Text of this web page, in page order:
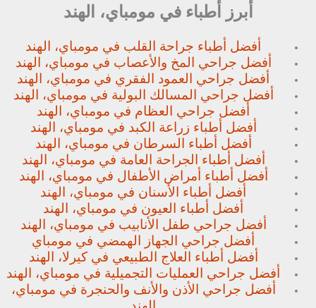
أبرز أطباء في مومباي، الهند
أفضل أطباء جراحة القلب في مومباي، الهند
أفضل جراحي المخ والأعصاب في مومباي، الهند
أفضل جراحي العمود الفقري في مومباي، الهند
أفضل جراحي المسالك البولية في مومباي، الهند
أفضل جراحي العظام في مومباي، الهند
أفضل أطباء زراعة الكبد في مومباي، الهند
أفضل أطباء السرطان في مومباي، الهند
أفضل أطباء الجراحة العامة في مومباي، الهند
أفضل أطباء أمراض الأطفال في مومباي، الهند
أفضل أطباء الأسنان في مومباي، الهند
أفضل أطباء العيون في مومباي، الهند
أفضل جراحي طفل الأنابيب في مومباي، الهند
أفضل جراحي الجهاز الهمضي في مومباي
أفضل أطباء العلاج الطبيعي في كيرلا، الهند
أفضل جراحي العمليات التجميلية في مومباي، الهند
أفضل جراحي الأذن والأنف والحنجرة في مومباي،